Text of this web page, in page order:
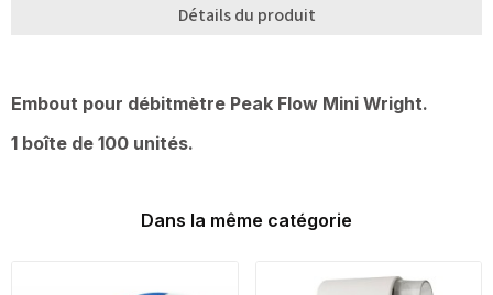
Détails du produit
Embout pour débitmètre Peak Flow Mini Wright.
1 boîte de 100 unités.
Dans la même catégorie